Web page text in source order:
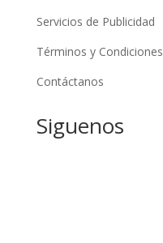
Servicios de Publicidad
Términos y Condiciones
Contáctanos
Siguenos